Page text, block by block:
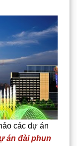
các dự án
án đài phun